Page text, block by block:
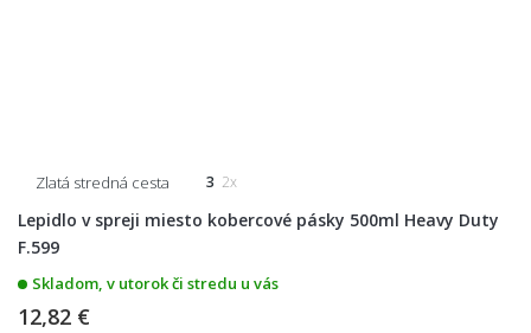
Zlatá stredná cesta 3 2x
Lepidlo v spreji miesto kobercové pásky 500ml Heavy Duty
F.599
Skladom, v utorok či stredu u vás
12,82 €